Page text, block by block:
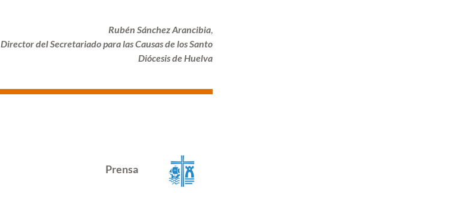
Rubén Sánchez Arancibia,
Director del Secretariado para las Causas de los Santo
Diócesis de Huelva
Prensa